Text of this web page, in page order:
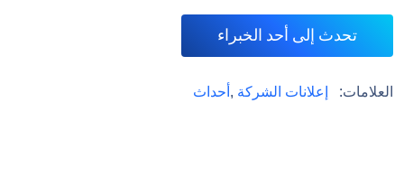
تحدث إلى أحد الخبراء
العلامات: إعلانات الشركة, أحداث